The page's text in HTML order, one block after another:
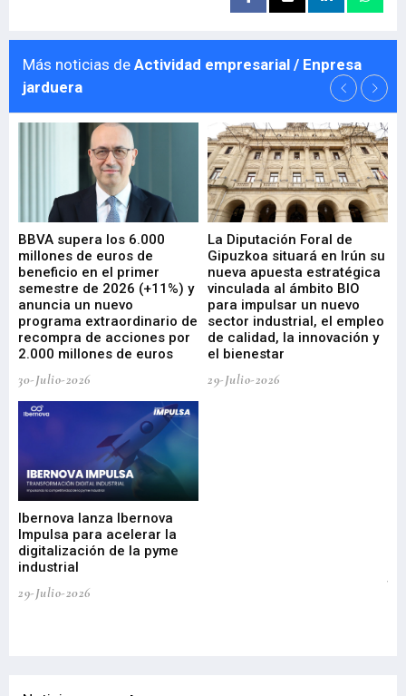
Más noticias de Actividad empresarial / Enpresa
jarduera
BBVA supera los 6.000
millones de euros de
beneficio en el primer
semestre de 2026 (+11%) y
anuncia un nuevo
programa extraordinario de
recompra de acciones por
2.000 millones de euros
30-Julio-2026
La Diputación Foral de
Gipuzkoa situará en Irún su
nueva apuesta estratégica
vinculada al ámbito BIO
para impulsar un nuevo
sector industrial, el empleo
de calidad, la innovación y
el bienestar
29-Julio-2026
Ibernova lanza Ibernova
Impulsa para acelerar la
digitalización de la pyme
industrial
29-Julio-2026